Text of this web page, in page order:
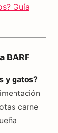
Guía
BARF
y gatos?
carne